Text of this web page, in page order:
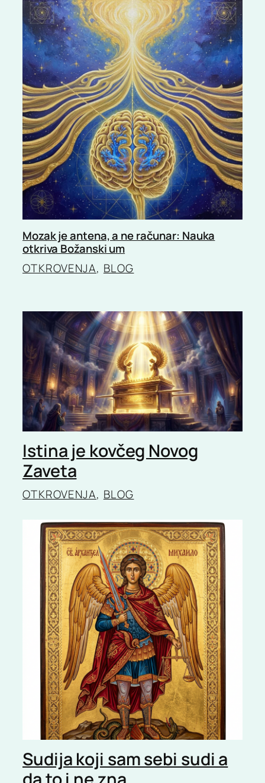
Mozak je antena, a ne računar: Nauka
otkriva Božanski um
OTKROVENJA, BLOG
Istina je kovčeg Novog
Zaveta
OTKROVENJA, BLOG
Sudija koji sam sebi sudi a